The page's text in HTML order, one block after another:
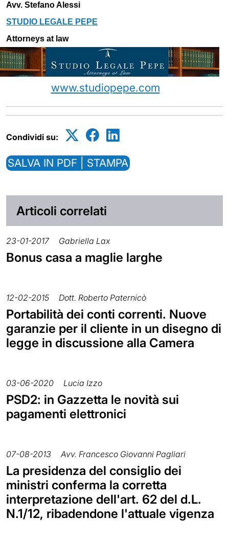
Avv. Stefano Alessi
STUDIO LEGALE PEPE
Attorneys at law
www.studiopepe.com
Condividi su:
SALVA IN PDF | STAMPA
Articoli correlati
23-01-2017 Gabriella Lax
Bonus casa a maglie larghe
12-02-2015 Dott. Roberto Paternicò
Portabilità dei conti correnti. Nuove
garanzie per il cliente in un disegno di
legge in discussione alla Camera
03-06-2020 Lucia Izzo
PSD2: in Gazzetta le novità sui
pagamenti elettronici
07-08-2013 Avv. Francesco Giovanni Pagliari
La presidenza del consiglio dei
ministri conferma la corretta
interpretazione dell'art. 62 del d.L.
N.1/12, ribadendone l'attuale vigenza